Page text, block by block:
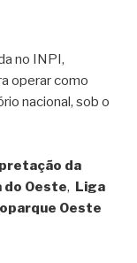
no INPI,
operar como
nacional, sob o
da
do Oeste, Liga
Oeste